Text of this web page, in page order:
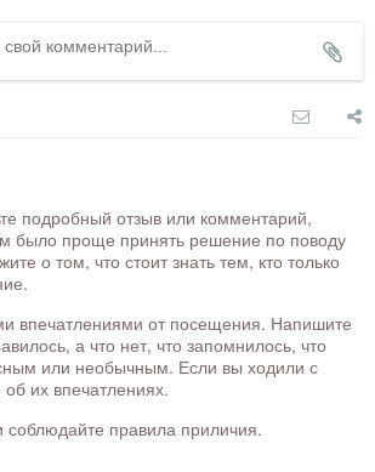
подробный отзыв или комментарий,
было проще принять решение по поводу
о том, что стоит знать тем, кто только
впечатлениями от посещения. Напишите
а что нет, что запомнилось, что
или необычным. Если вы ходили с
их впечатлениях.
соблюдайте правила приличия.